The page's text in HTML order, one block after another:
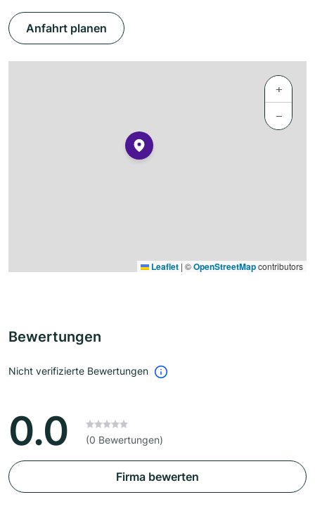
Anfahrt planen
+
−
Leaflet | ©OpenStreetMapcontributors
Bewertungen
Nicht verifizierte Bewertungen
0.0 (0 Bewertungen)
Firma bewerten